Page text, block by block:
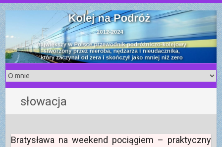
S
k
i
p
t
o
c
o
n
t
e
n
słowacja
Bratysława na weekend pociągiem – praktyczny